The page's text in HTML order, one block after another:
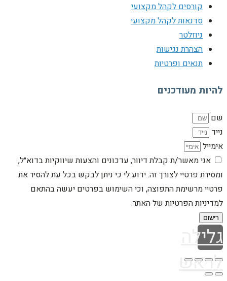
קורסים לקהל מקצועי
סדנאות לקהל מקצועי
ניוזלטר
הצהרת נגישות
תנאים ופרטיות
להיות מעודכנים
שם
נייד
אימייל
אני מאשר/ת קבלת דיוור, עדכונים והצעות שיווקיות בדוא״ל,
ומסירת פרטיי לצורך זה. ידוע לי כי ניתן לבקש בכל עת להסיר את
פרטיי מרשימת התפוצה, וכי השימוש בפרטים יעשה בהתאם
למדיניות הפרטיות של האתר.
רישום
גלילה
לראש